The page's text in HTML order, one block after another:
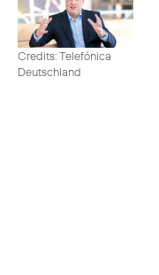
Credits: Telefónica
Deutschland